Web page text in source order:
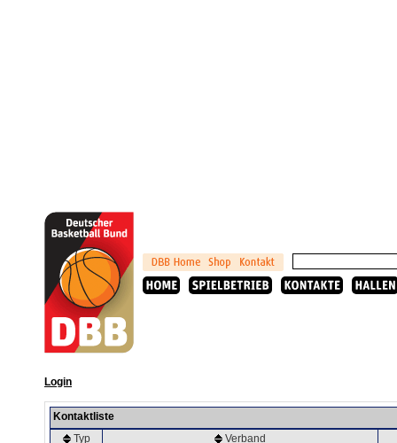
Login
Kontaktliste
Typ
Verband